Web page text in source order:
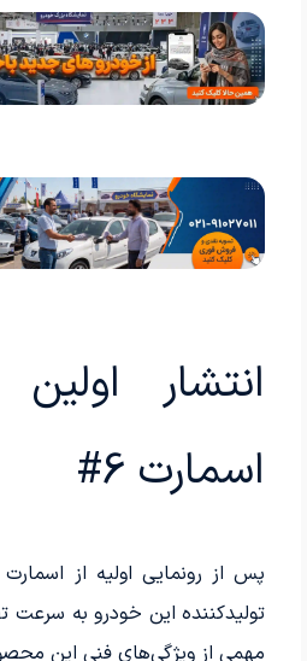
انتشار
اسمارت 6#
تولیدکننده این خودرو به
مهمی از ویژگی‌های فنی این